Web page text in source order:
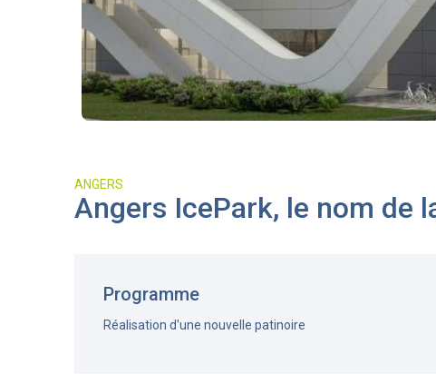
ANGERS
Angers IcePark, le nom de
Programme
Réalisation d'une nouvelle patinoire